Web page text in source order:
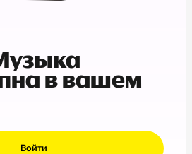
в вашем
Войти